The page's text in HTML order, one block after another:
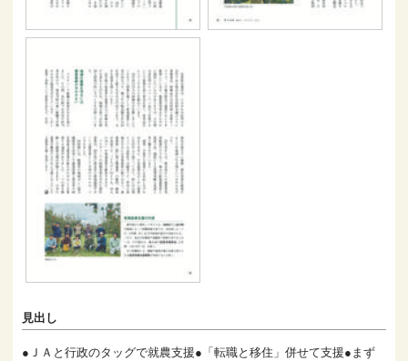
見出し
●ＪＡと行政のタッグで就農支援●「転職と移住」併せて支援●まず